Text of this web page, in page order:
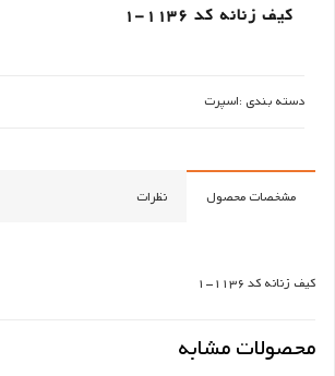
کیف زنانه کد 1136-1
دسته بندی :اسپرت
مشخصات محصول نظرات
کیف زنانه کد 1136-1
محصولات مشابه